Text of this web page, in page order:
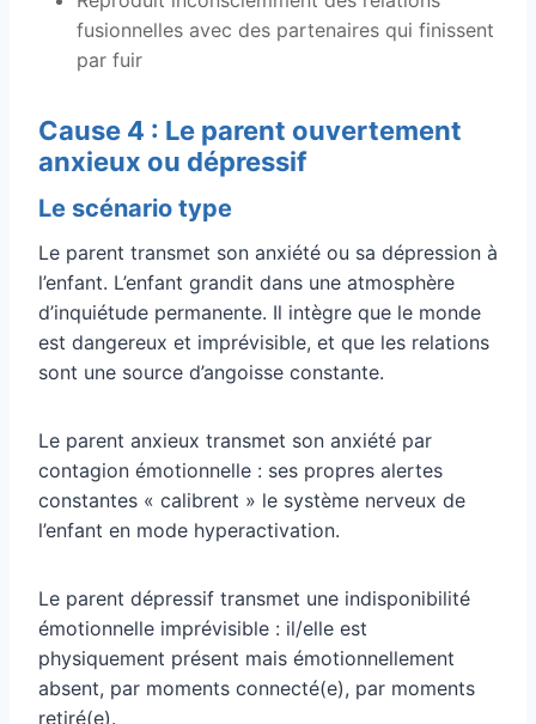
fusionnelles avec des partenaires qui finissent
par fuir
Cause 4 : Le parent ouvertement
anxieux ou dépressif
Le scénario type
Le parent transmet son anxiété ou sa dépression à
l’enfant. L’enfant grandit dans une atmosphère
d’inquiétude permanente. Il intègre que le monde
est dangereux et imprévisible, et que les relations
sont une source d’angoisse constante.
Le parent anxieux transmet son anxiété par
contagion émotionnelle : ses propres alertes
constantes « calibrent » le système nerveux de
l’enfant en mode hyperactivation.
Le parent dépressif transmet une indisponibilité
émotionnelle imprévisible : il/elle est
physiquement présent mais émotionnellement
absent, par moments connecté(e), par moments
retiré(e).